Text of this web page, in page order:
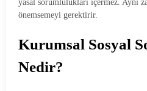
yasal sorumlulukları içermez. Aynı
önemsemeyi gerektirir.
Kurumsal Sosyal
Nedir?